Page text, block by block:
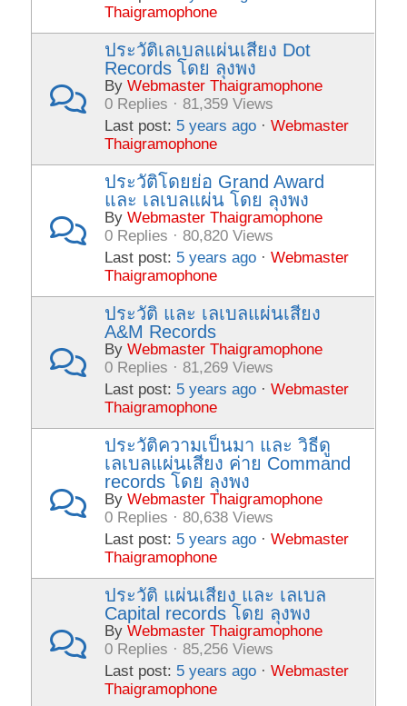
Thaigramophone
ประวัติเลเบลแผ่นเสียง Dot
Records โดย ลุงพง
ByWebmaster Thaigramophone
0 Replies · 81,359 Views
Last post: 5 years ago ·Webmaster
Thaigramophone
ประวัติโดยย่อ Grand Award
และ เลเบลแผ่น โดย ลุงพง
ByWebmaster Thaigramophone
0 Replies · 80,820 Views
Last post: 5 years ago ·Webmaster
Thaigramophone
ประวัติ และ เลเบลแผ่นเสียง
A&M Records
ByWebmaster Thaigramophone
0 Replies · 81,269 Views
Last post: 5 years ago ·Webmaster
Thaigramophone
ประวัติความเป็นมา และ วิธีดู
เลเบลแผ่นเสียง ค่าย Command
records โดย ลุงพง
ByWebmaster Thaigramophone
0 Replies · 80,638 Views
Last post: 5 years ago ·Webmaster
Thaigramophone
ประวัติ แผ่นเสียง และ เลเบล
Capital records โดย ลุงพง
ByWebmaster Thaigramophone
0 Replies · 85,256 Views
Last post: 5 years ago ·Webmaster
Thaigramophone